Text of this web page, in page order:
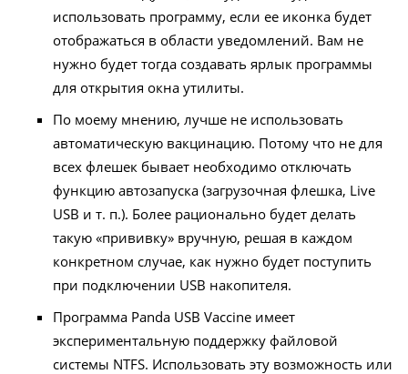
использовать программу, если ее иконка будет
отображаться в области уведомлений. Вам не
нужно будет тогда создавать ярлык программы
для открытия окна утилиты.
По моему мнению, лучше не использовать
автоматическую вакцинацию. Потому что не для
всех флешек бывает необходимо отключать
функцию автозапуска (загрузочная флешка, Live
USB и т. п.). Более рационально будет делать
такую «прививку» вручную, решая в каждом
конкретном случае, как нужно будет поступить
при подключении USB накопителя.
Программа Panda USB Vaccine имеет
экспериментальную поддержку файловой
системы NTFS. Использовать эту возможность или